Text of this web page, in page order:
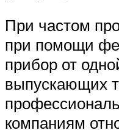
При частом
при помощи
прибор от
выпускающих
компаниям